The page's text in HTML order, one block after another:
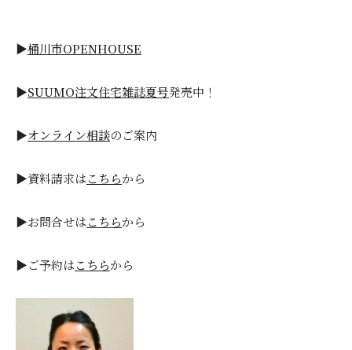
▶桶川市OPENHOUSE
▶SUUMO注文住宅雑誌夏号発売中！
▶オンライン相談のご案内
▶資料請求はこちらから
▶お問合せはこちらから
▶ご予約はこちらから